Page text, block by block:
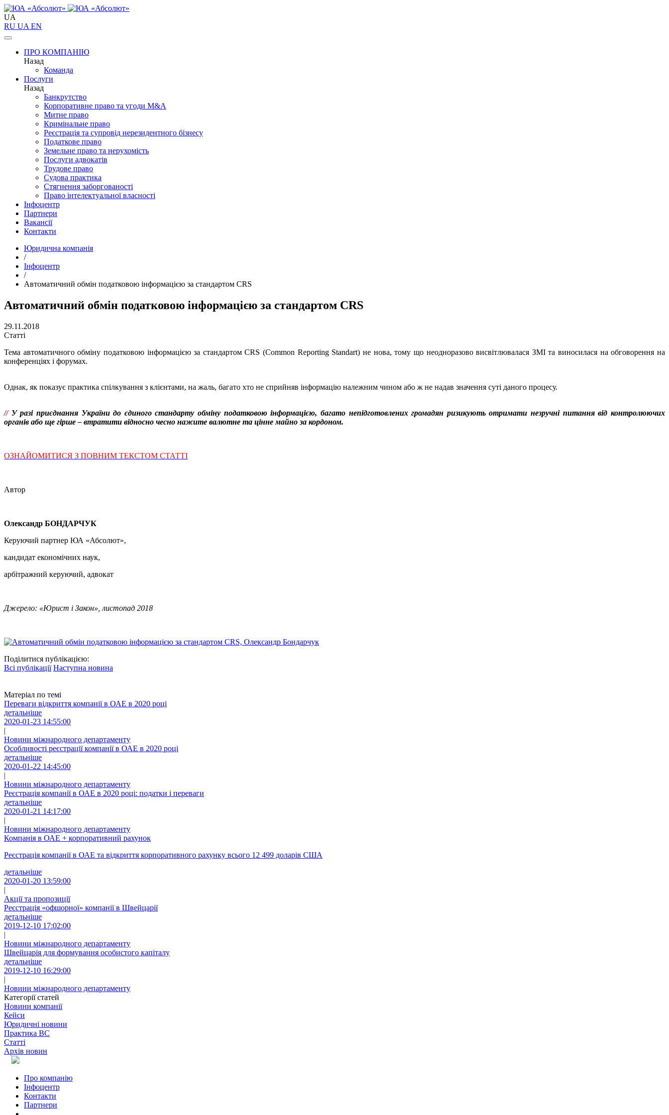
UA
RU UA EN
ПРО КОМПАНІЮ
Назад
Команда
Послуги
Назад
Банкрутство
Корпоративне право та угоди M&A
Митне право
Кримінальне право
Реєстрація та супровід нерезидентного бізнесу
Податкове право
Земельне право та нерухомість
Послуги адвокатів
Трудове право
Судова практика
Стягнення заборгованості
Право інтелектуальної власності
Інфоцентр
Партнери
Вакансії
Контакти
Юридична компанія
/
Інфоцентр
/
Автоматичний обмін податковою інформацією за стандартом CRS
Автоматичний обмін податковою інформацією за стандартом CRS
29.11.2018
Статті
Тема автоматичного обміну податковою інформацією за стандартом CRS (Common Reporting Standart) не нова, тому що неодноразово висвітлювалася ЗМІ та виносилася на обговорення на
конференціях і форумах.
Однак, як показує практика спілкування з клієнтами, на жаль, багато хто не сприйняв інформацію належним чином або ж не надав значення суті даного процесу.
// У разі приєднання України до єдиного стандарту обміну податковою інформацією, багато непідготовлених громадян ризикують отримати незручні питання від контролюючих
органів або ще гірше – втратити відносно чесно нажите валютне та цінне майно за кордоном.
ОЗНАЙОМИТИСЯ З ПОВНИМ ТЕКСТОМ СТАТТІ
Автор
Олександр БОНДАРЧУК
Керуючий партнер ЮА «Абсолют»,
кандидат економічних наук,
арбітражний керуючий, адвокат
Джерело: «Юрист і Закон», листопад 2018
Поділитися публікацією:
Всі публікації Наступна новина
Матеріал по темі
Переваги відкриття компанії в ОАЕ в 2020 році
детальніше
2020-01-23 14:55:00
|
Новини міжнародного департаменту
Особливості реєстрації компанії в ОАЕ в 2020 році
детальніше
2020-01-22 14:45:00
|
Новини міжнародного департаменту
Реєстрація компанії в ОАЕ в 2020 році: податки і переваги
детальніше
2020-01-21 14:17:00
|
Новини міжнародного департаменту
Компанія в ОАЕ + корпоративний рахунок
Реєстрація компанії в ОАЕ та відкриття корпоративного рахунку всього 12 499 доларів США
детальніше
2020-01-20 13:59:00
|
Акції та пропозиції
Реєстрація «офшорної» компанії в Швейцарії
детальніше
2019-12-10 17:02:00
|
Новини міжнародного департаменту
Швейцарія для формування особистого капіталу
детальніше
2019-12-10 16:29:00
|
Новини міжнародного департаменту
Категорії статей
Новини компанії
Кейси
Юридичні новини
Практика ВС
Статті
Архів новин
Про компанію
Інфоцентр
Контакти
Партнери